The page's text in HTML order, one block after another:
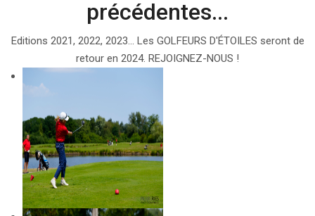
précédentes...
Editions 2021, 2022, 2023... Les GOLFEURS D'ÉTOILES seront de
retour en 2024. REJOIGNEZ-NOUS !